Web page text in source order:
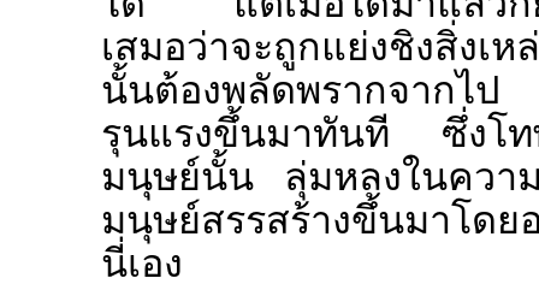
เสมอว่าจะถูกแย่งชิงสิ่งเ
นั้นต้องพลัดพรากจากไ
รุนแรงขึ้นมาทันที ซึ่งโท
มนุษย์นั้น ลุ่มหลงในควา
มนุษย์สรรสร้างขึ้นมาโดย
นี่เอง